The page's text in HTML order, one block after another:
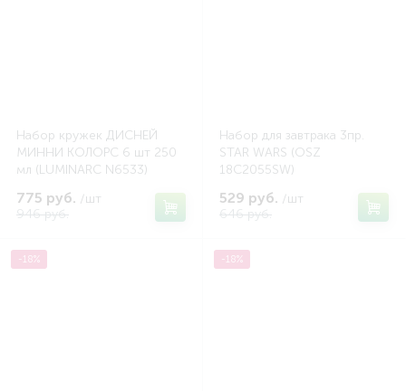
Набор кружек ДИСНЕЙ
МИННИ КОЛОРС 6 шт 250
мл (LUMINARC N6533)
775 руб. /шт
946 руб.
Набор для завтрака 3пр.
STAR WARS (OSZ
18C2055SW)
529 руб. /шт
646 руб.
-18% -18%